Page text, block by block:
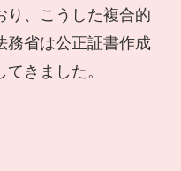
り、こうした複合的
務省は公正証書作成
きました。